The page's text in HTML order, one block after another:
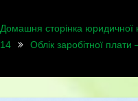
Домашня сторінка юридичної
14
Облік заробітної